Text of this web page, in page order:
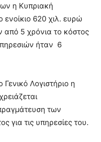
η Κυπριακή
ενοίκιο 620 χιλ. ευρώ
από 5 χρόνια το κόστος
ήταν 6
Λογιστήριο η
των
για τις υπηρεσίες του.